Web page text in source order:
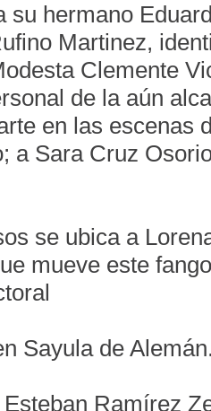
su hermano
Martinez,
Clemente
de la aún
en las escenas
a Sara Cruz
se ubica a
mueve este fango
Sayula de
Ramírez